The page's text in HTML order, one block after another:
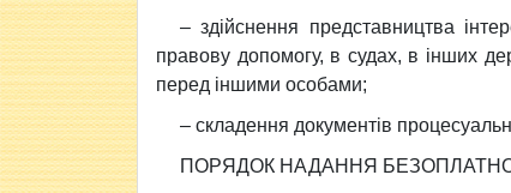
– здійснення представництва
правову допомогу, в судах, в інших
перед іншими особами;
– складення документів
ПОРЯДОК НАДАННЯ